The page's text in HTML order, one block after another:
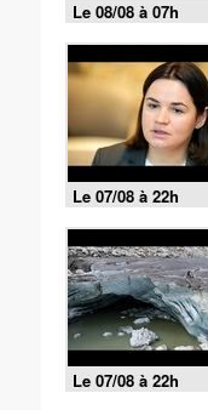
Le 08/08 à 07h
Le 07/08 à 22h
Le 07/08 à 22h